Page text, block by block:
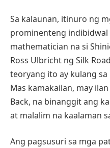
Sa kalaunan, itinuro ng
prominenteng indibidwal
mathematician na si
Ross Ulbricht ng Silk
teoryang ito ay kulang
Mas kamakailan, may
Back, na binanggit ang
at malalim na kaalaman
Ang pagsusuri sa mga